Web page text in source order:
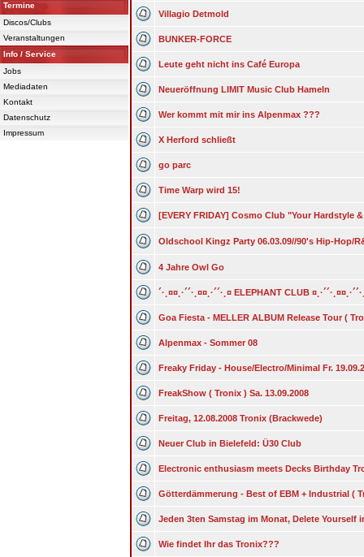
Termine
Discos/Clubs
Veranstaltungen
Info / Service
Jobs
Mediadaten
Kontakt
Datenschutz
Impressum
Villagio Detmold
BUNKER-FORCE
Leute geht nicht ins Café Europa
Neueröffnung LIMIT Music Club Hameln
Wer kommt mit mir ins Alpenmax ???
X Herford schließt
go parc
Time Warp wird 15!
[EVERY FRIDAY] Cosmo Club "Your Hardstyle
Oldschool Kingz Party 06.03.09//90's Hip-Hop/
4 Jahre Owl Go
´·¸¤¤¸·´´·¸¤¤¸·´´·¸¤ ELEPHANT CLUB
Goa Fiesta - MELLER ALBUM Release Tour (
Alpenmax - Sommer 08
Freaky Friday - House/Electro/Minimal Fr.
FreakShow ( Tronix ) Sa. 13.09.2008
Freitag, 12.08.2008 Tronix (Brackwede)
Neuer Club in Bielefeld: Ü30 Club
Electronic enthusiasm meets Decks Birthday
Götterdämmerung - Best of EBM + Industrial (
Jeden 3ten Samstag im Monat, Delete Yourself
Wie findet Ihr das Tronix???